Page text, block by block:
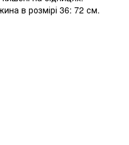
в розмірі 36: 72 см.